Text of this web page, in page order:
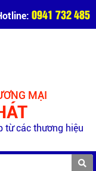
0941 732 485
MẠI
từ các thương hiệu